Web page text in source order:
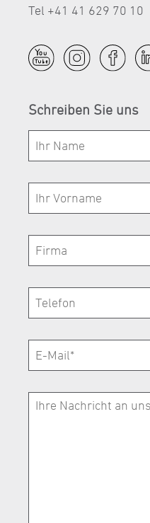
Tel +41 41 629 70 10
Schreiben Sie uns